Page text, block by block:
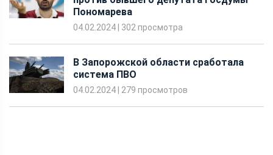
В Запорожской области сработала
система ПВО